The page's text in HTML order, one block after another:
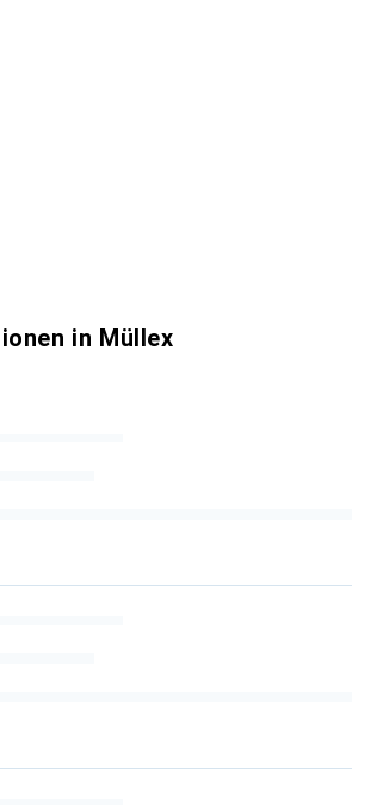
in Müllex